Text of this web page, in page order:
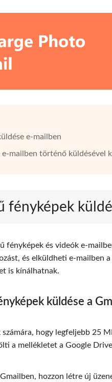
e-mailben
mailben történő küldésével
fényképek
fényképek és videók e-
és elküldheti e-mailben
is kínálhatnak.
küldése a
hogy legfeljebb 25
a mellékletet a Google
hozzon létre új